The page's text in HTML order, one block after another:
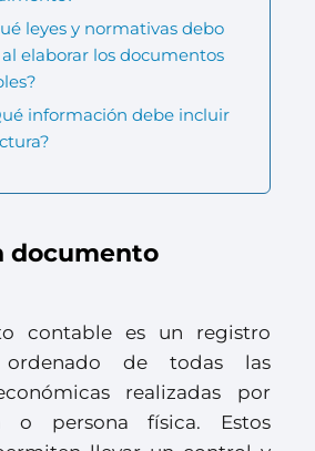
leyes y normativas debo
elaborar los documentos
información debe incluir
documento
contable es un registro
de todas las
realizadas por
o persona física. Estos